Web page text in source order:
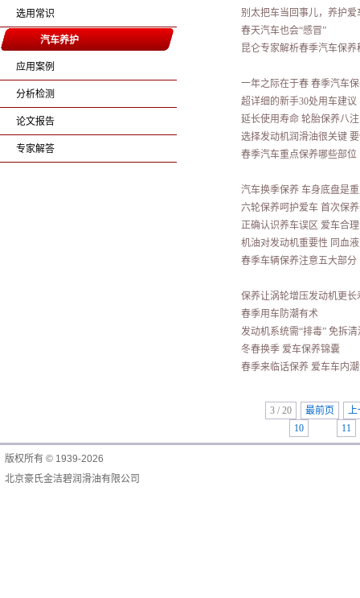
选用常识
汽车养护
应用案例
分析检测
论文报告
专家解答
别太把车当回事儿，养护爱
春天汽车也会“感冒”
昆仑专家解析春季汽车保养
一年之际在于春 春季汽车
超详细的新手30处用车建议
延长使用寿命 轮胎保养八
选择发动机润滑油很关键
春季汽车重点保养哪些部位
汽车换季保养 车身底盘是
六轮保养呵护爱车 首次保
正确认识养车误区 爱车合
机油对发动机重要性 同血
春季车辆保养注意五大部分
保养让涡轮增压发动机更长
春季用车防潮有术
发动机系统需“排毒” 免拆
冬春换季 爱车保养锦囊
春季来临话保养 爱车车内
3 / 20 最前页
上
10
11
版权所有 © 1939-2026
北京豪氏金洁碧润滑油有限公司